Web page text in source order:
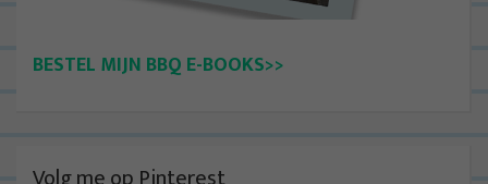
BESTEL MIJN BBQ E-BOOKS>>